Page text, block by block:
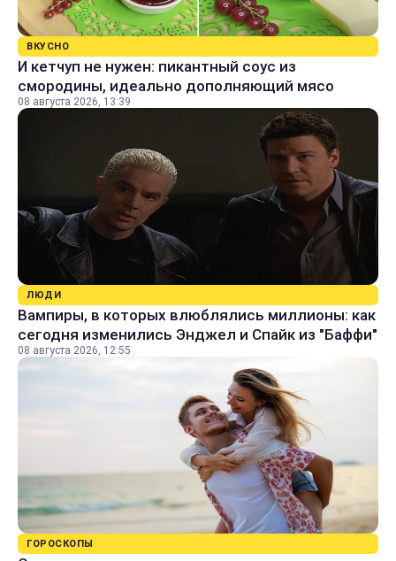
ВКУСНО
И кетчуп не нужен: пикантный соус из
смородины, идеально дополняющий мясо
08 августа 2026, 13:39
ЛЮДИ
Вампиры, в которых влюблялись миллионы: как
сегодня изменились Энджел и Спайк из "Баффи"
08 августа 2026, 12:55
ГОРОСКОПЫ